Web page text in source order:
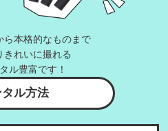
ら本格的なものまで
きれいに撮れる
ル豊富です！
タル方法